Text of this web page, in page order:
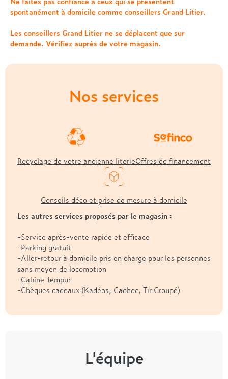
spontanément à domicile comme conseillers Grand Litier.
Les conseillers Grand Litier ne se déplacent que sur
demande. Vérifiez auprès de votre magasin.
Nos services
Recyclage de votre ancienne literieOffres de financement
Conseils déco et prise de mesure à domicile
Les autres services proposés par le magasin :
-Service après-vente rapide et efficace
-Parking gratuit
-Aller-retour à domicile pris en charge pour les personnes
sans moyen de locomotion
-Cabine Tempur
-Chèques cadeaux (Kadéos, Cadhoc, Tir Groupé)
L'équipe